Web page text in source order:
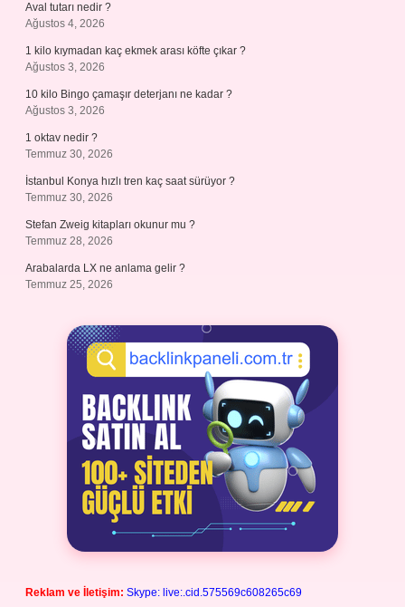
Aval tutarı nedir ?
Ağustos 4, 2026
1 kilo kıymadan kaç ekmek arası köfte çıkar ?
Ağustos 3, 2026
10 kilo Bingo çamaşır deterjanı ne kadar ?
Ağustos 3, 2026
1 oktav nedir ?
Temmuz 30, 2026
İstanbul Konya hızlı tren kaç saat sürüyor ?
Temmuz 30, 2026
Stefan Zweig kitapları okunur mu ?
Temmuz 28, 2026
Arabalarda LX ne anlama gelir ?
Temmuz 25, 2026
Reklam ve İletişim: Skype: live:.cid.575569c608265c69